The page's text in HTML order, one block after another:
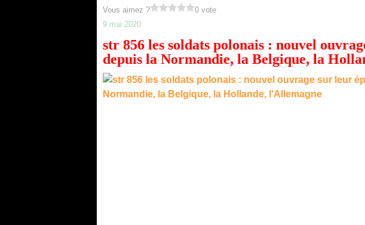
Vous aimez ?
0 vote
9 mai 2020
str 856 les soldats polonais : nouvel
depuis la Normandie, la Belgique, la